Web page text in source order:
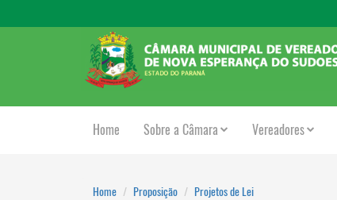
Home Sobre a Câmara Vereadores
Home Proposição Projetos de Lei